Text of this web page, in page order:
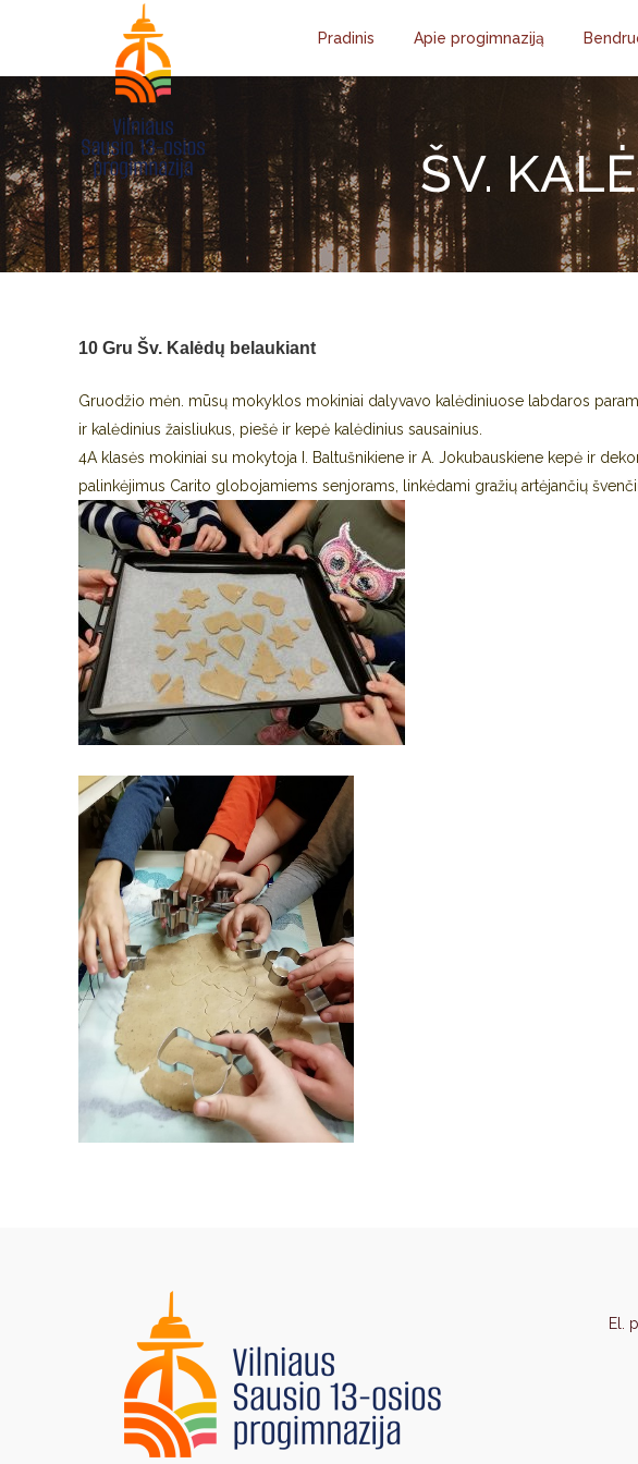
Pradinis Apie progimnaziją
ŠV.
10 Gru Šv. Kalėdų belaukiant
Gruodžio mėn. mūsų mokyklos mokiniai dalyvavo kalėdiniuose labdaros
ir kalėdinius žaisliukus, piešė ir kepė kalėdinius sausainius.
4A klasės mokiniai su mokytoja I. Baltušnikiene ir A. Jokubauskiene kepė ir
palinkėjimus Carito globojamiems senjorams, linkėdami gražių artėjančių
El.